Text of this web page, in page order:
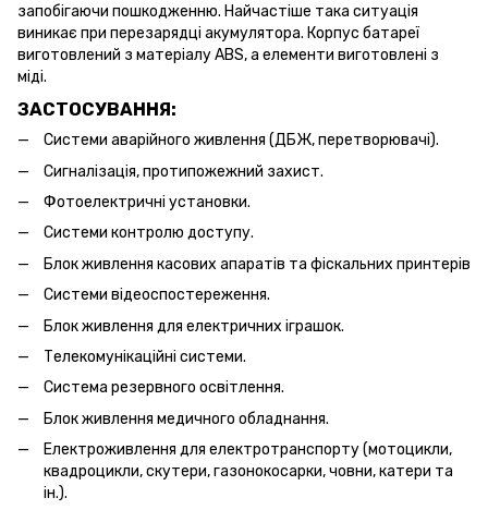
запобігаючи пошкодженню. Найчастіше така ситуація
виникає при перезарядці акумулятора. Корпус батареї
виготовлений з матеріалу ABS, а елементи виготовлені з
міді.
ЗАСТОСУВАННЯ:
Системи аварійного живлення (ДБЖ, перетворювачі).
Сигналізація, протипожежний захист.
Фотоелектричні установки.
Системи контролю доступу.
Блок живлення касових апаратів та фіскальних принтерів
Системи відеоспостереження.
Блок живлення для електричних іграшок.
Телекомунікаційні системи.
Система резервного освітлення.
Блок живлення медичного обладнання.
Електроживлення для електротранспорту (мотоцикли,
квадроцикли, скутери, газонокосарки, човни, катери та
ін.).